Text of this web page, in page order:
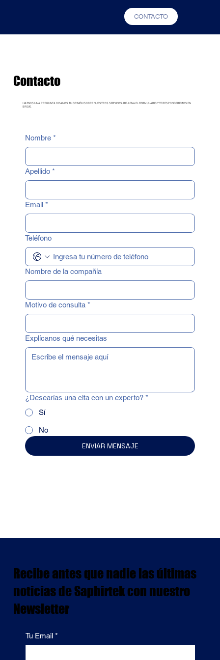
CONTACTO
Contacto
HAZNOS UNA PREGUNTA O DANOS TU OPINIÓN SOBRE NUESTROS SERVICIOS. RELLENA EL FORMULARIO Y TE RESPONDEREMOS EN
BREVE.
Nombre *
Apellido *
Email *
Teléfono
Nombre de la compañía
Motivo de consulta *
Explícanos qué necesitas
¿Desearías una cita con un experto? *
Sí
No
ENVIAR MENSAJE
Recibe antes que nadie las últimas
noticias de Saphirtek con nuestro
Newsletter
Tu Email *